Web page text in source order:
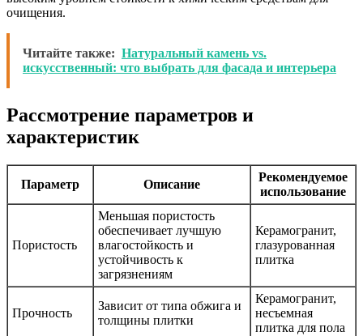
очищения.
Читайте также: Натуральный камень vs.
искусственный: что выбрать для фасада и интерьера
Рассмотрение параметров и
характеристик
Параметр Описание
Рекомендуемое
использование
Пористость
Меньшая пористость
обеспечивает лучшую
влагостойкость и
устойчивость к
загрязнениям
Керамогранит,
глазурованная
плитка
Прочность
Зависит от типа обжига и
толщины плитки
Керамогранит,
несъемная
плитка для пола